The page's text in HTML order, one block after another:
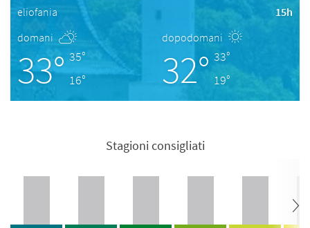
eliofania
15h
domani
33° 35°
16°
dopodomani
32° 33°
19°
Stagioni consigliati